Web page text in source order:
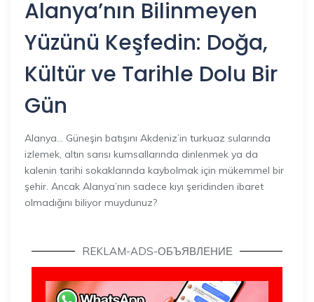
Alanya’nın Bilinmeyen
Yüzünü Keşfedin: Doğa,
Kültür ve Tarihle Dolu Bir
Gün
Alanya… Güneşin batışını Akdeniz’in turkuaz sularında
izlemek, altın sarısı kumsallarında dinlenmek ya da
kalenin tarihi sokaklarında kaybolmak için mükemmel bir
şehir. Ancak Alanya’nın sadece kıyı şeridinden ibaret
olmadığını biliyor muydunuz?
REKLAM-ADS-ОБЪЯВЛЕНИЕ